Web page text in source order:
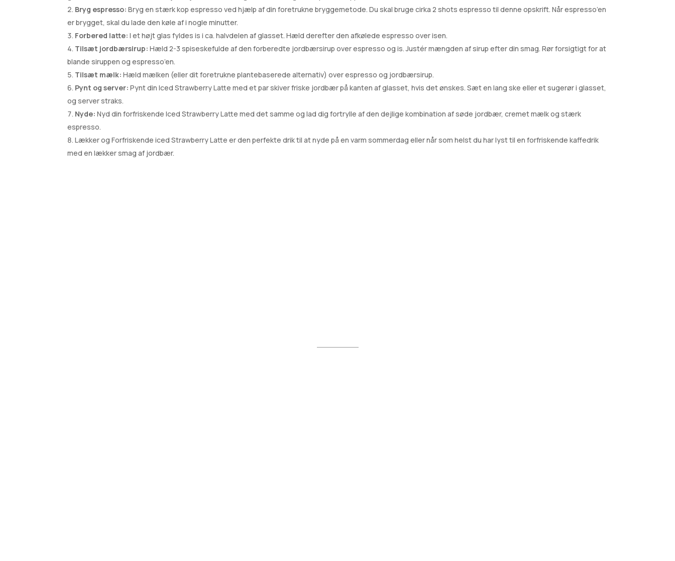
Bryg espresso: Bryg en stærk kop espresso ved hjælp af din foretrukne bryggemetode. Du skal bruge cirka 2 shots espresso til denne opskrift. Når espresso’en
er brygget, skal du lade den køle af i nogle minutter.
Forbered latte: I et højt glas fyldes is i ca. halvdelen af ​​glasset. Hæld derefter den afkølede espresso over isen.
Tilsæt jordbærsirup: Hæld 2-3 spiseskefulde af den forberedte jordbærsirup over espresso og is. Justér mængden af ​​sirup efter din smag. Rør forsigtigt for at
blande siruppen og espresso’en.
Tilsæt mælk: Hæld mælken (eller dit foretrukne plantebaserede alternativ) over espresso og jordbærsirup.
Pynt og server: Pynt din Iced Strawberry Latte med et par skiver friske jordbær på kanten af glasset, hvis det ønskes. Sæt en lang ske eller et sugerør i glasset,
og server straks.
Nyde: Nyd din forfriskende Iced Strawberry Latte med det samme og lad dig fortrylle af den dejlige kombination af søde jordbær, cremet mælk og stærk
espresso.
Lækker og Forfriskende iced Strawberry Latte er den perfekte drik til at nyde på en varm sommerdag eller når som helst du har lyst til en forfriskende kaffedrik
med en lækker smag af jordbær.